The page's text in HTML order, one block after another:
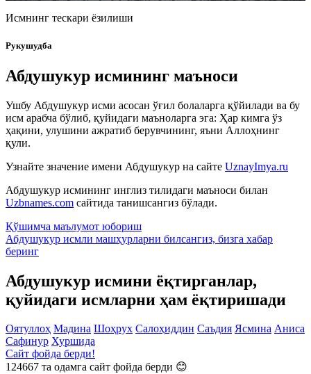
Исмнинг тескари ёзилиши
Рукушудба
Абдушукур исмининг маъноси
Ушбу Абдушукур исми асосан ўғил болаларга қўйилади ва бу
исм арабча бўлиб, қуйидаги маъноларга эга: Ҳар кимга ўз
ҳақини, улушини ажратиб берувчининг, яъни Аллоҳнинг
қули.
Узнайте значение имени Абдушукур на сайте UznayImya.ru
Абдушукур исмининг инглиз тилидаги маъноси билан
Uzbnames.com сайтида танишсангиз бўлади.
Қўшимча маълумот юбориш
Абдушукур исмли машҳурларни билсангиз, бизга хабар
беринг
Абдушукур исмини ёқтирганлар,
қуйидаги исмларни ҳам ёқтиришади
Оятуллоҳ Мадина Шоҳрух Салоҳиддин Саъдия Ясмина Аниса
Сафинур Хуршида
Сайт фойда берди!
124667 та одамга сайт фойда берди 😊